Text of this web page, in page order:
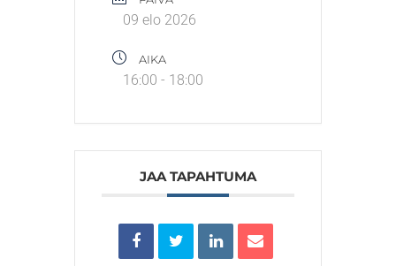
09 elo 2026
AIKA
16:00 - 18:00
JAA TAPAHTUMA